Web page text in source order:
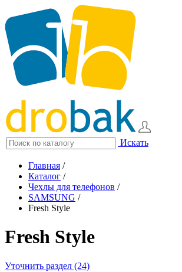
Искать
Главная /
Каталог /
Чехлы для телефонов /
SAMSUNG /
Fresh Style
Fresh Style
Уточнить раздел (24)